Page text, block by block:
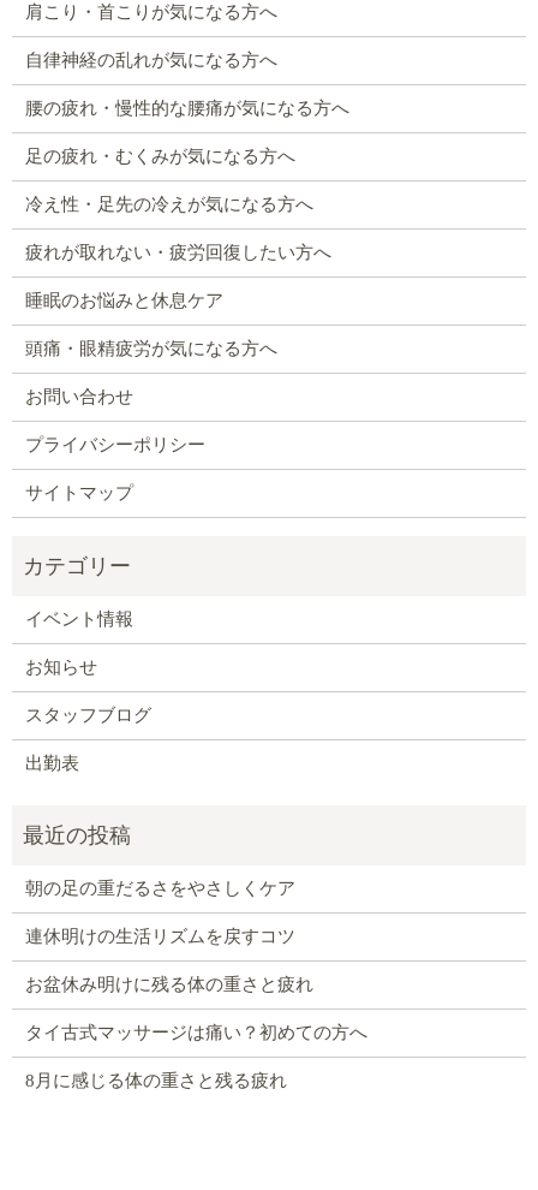
肩こり・首こりが気になる方へ
自律神経の乱れが気になる方へ
腰の疲れ・慢性的な腰痛が気になる方へ
足の疲れ・むくみが気になる方へ
冷え性・足先の冷えが気になる方へ
疲れが取れない・疲労回復したい方へ
睡眠のお悩みと休息ケア
頭痛・眼精疲労が気になる方へ
お問い合わせ
プライバシーポリシー
サイトマップ
イベント情報
お知らせ
スタッフブログ
出勤表
朝の足の重だるさをやさしくケア
連休明けの生活リズムを戻すコツ
お盆休み明けに残る体の重さと疲れ
タイ古式マッサージは痛い？初めての方へ
8月に感じる体の重さと残る疲れ